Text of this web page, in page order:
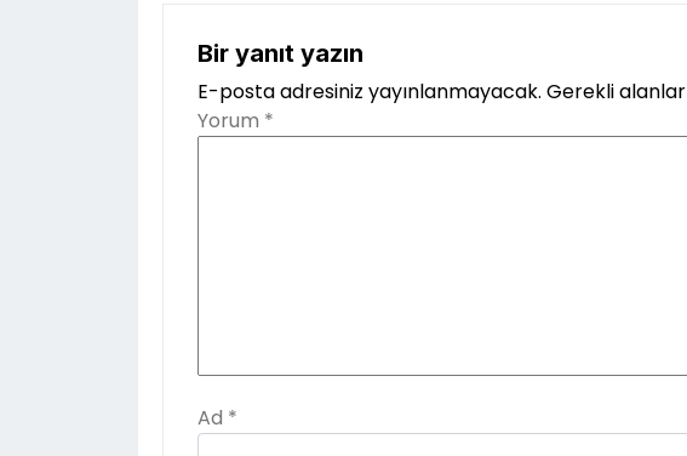
Bir yanıt yazın
E-posta adresiniz yayınlanmayacak. Gerekli alanlar
Yorum *
Ad *